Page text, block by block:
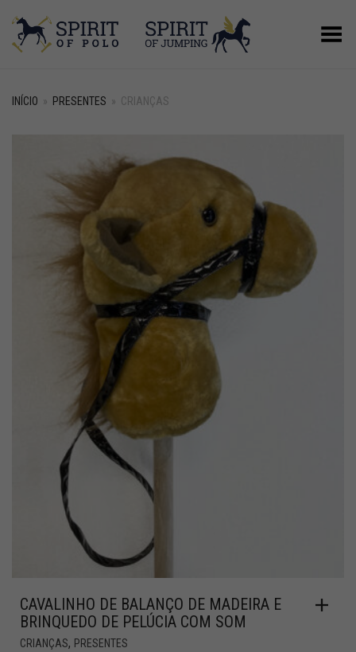
Alternar Menu
INÍCIO » PRESENTES » CRIANÇAS
CAVALINHO DE BALANÇO DE MADEIRA E
BRINQUEDO DE PELÚCIA COM SOM
CRIANÇAS, PRESENTES